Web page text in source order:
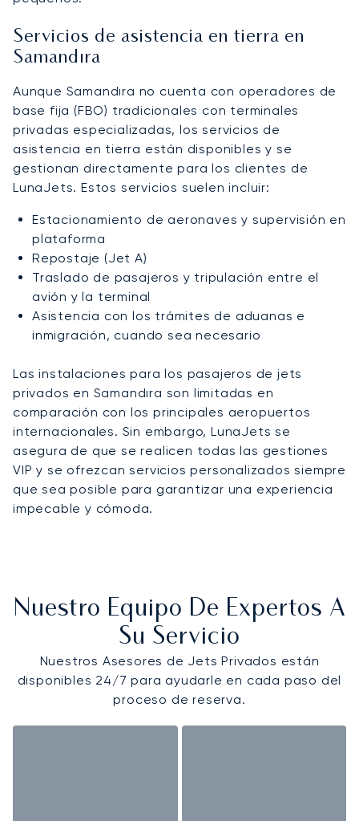
Servicios de asistencia en tierra en
Samandıra
Aunque Samandıra no cuenta con operadores de
base fija (FBO) tradicionales con terminales
privadas especializadas, los servicios de
asistencia en tierra están disponibles y se
gestionan directamente para los clientes de
LunaJets. Estos servicios suelen incluir:
Estacionamiento de aeronaves y supervisión en
plataforma
Repostaje (Jet A)
Traslado de pasajeros y tripulación entre el
avión y la terminal
Asistencia con los trámites de aduanas e
inmigración, cuando sea necesario
Las instalaciones para los pasajeros de jets
privados en Samandıra son limitadas en
comparación con los principales aeropuertos
internacionales. Sin embargo, LunaJets se
asegura de que se realicen todas las gestiones
VIP y se ofrezcan servicios personalizados siempre
que sea posible para garantizar una experiencia
impecable y cómoda.
Nuestro Equipo De Expertos A
Su Servicio
Nuestros Asesores de Jets Privados están
disponibles 24/7 para ayudarle en cada paso del
proceso de reserva.